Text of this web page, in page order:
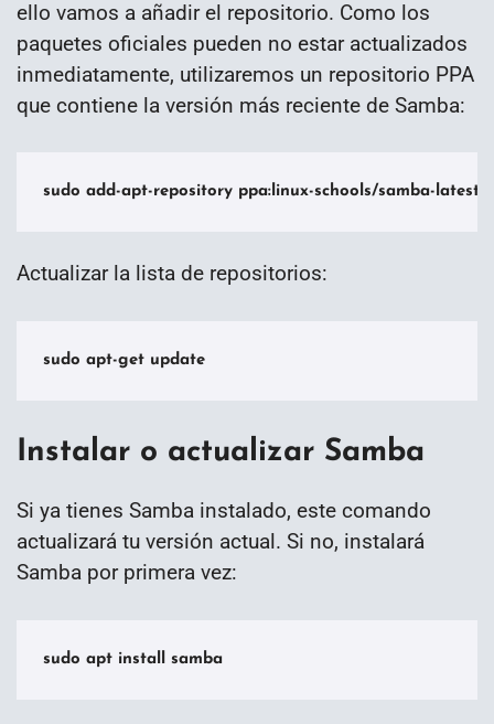
ello vamos a añadir el repositorio. Como los
paquetes oficiales pueden no estar actualizados
inmediatamente, utilizaremos un repositorio PPA
que contiene la versión más reciente de Samba:
sudo add-apt-repository ppa:linux-schools/samba-latest
Actualizar la lista de repositorios:
sudo apt-get update
Instalar o actualizar Samba
Si ya tienes Samba instalado, este comando
actualizará tu versión actual. Si no, instalará
Samba por primera vez:
sudo apt install samba